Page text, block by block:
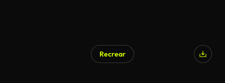
Recrear